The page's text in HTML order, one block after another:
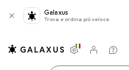
Galaxus
Trova e ordina più veloce
Impostazioni
Conto cliente
Liste di confronto
Liste dei desideri
Carrello